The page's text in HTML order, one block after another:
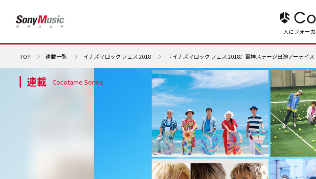
人にフォー
TOP 連載一覧 イナズマロック フェス 2018 『イナズマロック フェス 2018』雷神ステージ出演アーテイ
連載 Cocotame Series